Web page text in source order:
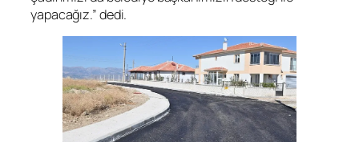
yapacağız.” dedi.